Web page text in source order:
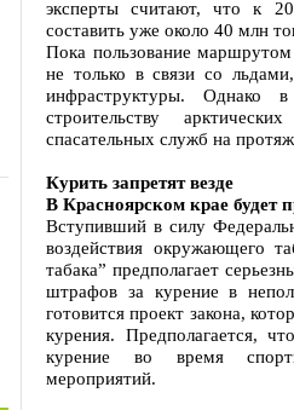
эксперты считают, что к
составить уже около 40 млн
Пока пользование
не только в связи со
инфраструктуры. Однако
строительству
спасательных служб на
Курить запретят везде
В Красноярском крае будет
Вступивший в силу
воздействия окружающего
табака” предполагает
штрафов за курение в
готовится проект закона,
курения. Предполагается,
курение во время
мероприятий.